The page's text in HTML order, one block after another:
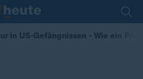
in US-Gefängnissen - Wie ein